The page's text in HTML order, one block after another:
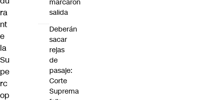
ra
nt
e
la
Su
pe
rc
op
marcaron
salida
Deberán
sacar
rejas
de
pasaje:
Corte
Suprema